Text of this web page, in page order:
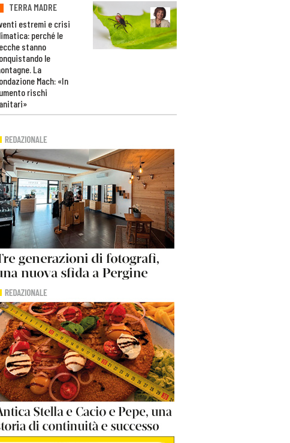
TERRA MADRE
estremi e crisi
perché le
stanno
le
La
Mach: «In
rischi